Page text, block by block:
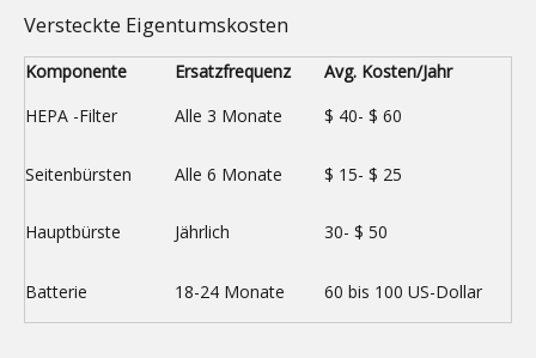
Versteckte Eigentumskosten
Komponente Ersatzfrequenz
Avg. Kosten/Jahr
HEPA -Filter
Alle 3 Monate $ 40- $ 60
Seitenbürsten Alle 6 Monate $ 15- $ 25
Hauptbürste Jährlich 30- $ 50
Batterie 18-24 Monate 60 bis 100 US-Dollar